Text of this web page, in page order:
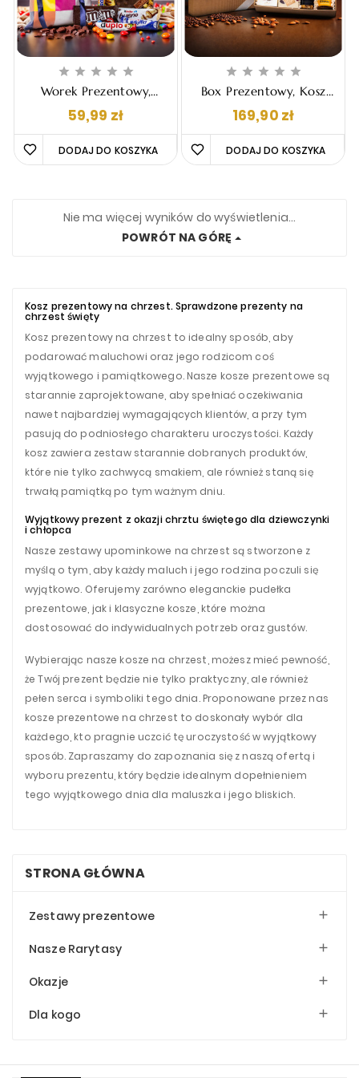
    
Worek Prezentowy,
Dzieci - "Anabel"
59,99 złCena
    
Box Prezentowy, Kosz
169,90 złCena
Nie ma więcej wyników do wyświetlenia...
POWRÓT NA GÓRĘ
Kosz prezentowy na chrzest. Sprawdzone prezenty na
chrzest święty
Kosz prezentowy na chrzest to idealny sposób, aby
podarować maluchowi oraz jego rodzicom coś
wyjątkowego i pamiątkowego. Nasze kosze prezentowe są
starannie zaprojektowane, aby spełniać oczekiwania
nawet najbardziej wymagających klientów, a przy tym
pasują do podniosłego charakteru uroczystości. Każdy
kosz zawiera zestaw starannie dobranych produktów,
które nie tylko zachwycą smakiem, ale również staną się
trwałą pamiątką po tym ważnym dniu.
Wyjątkowy prezent z okazji chrztu świętego dla dziewczynki
i chłopca
Nasze zestawy upominkowe na chrzest są stworzone z
myślą o tym, aby każdy maluch i jego rodzina poczuli się
wyjątkowo. Oferujemy zarówno eleganckie pudełka
prezentowe, jak i klasyczne kosze, które można
dostosować do indywidualnych potrzeb oraz gustów.
Wybierając nasze kosze na chrzest, możesz mieć pewność,
że Twój prezent będzie nie tylko praktyczny, ale również
pełen serca i symboliki tego dnia. Proponowane przez nas
kosze prezentowe na chrzest to doskonały wybór dla
każdego, kto pragnie uczcić tę uroczystość w wyjątkowy
sposób. Zapraszamy do zapoznania się z naszą ofertą i
wyboru prezentu, który będzie idealnym dopełnieniem
tego wyjątkowego dnia dla maluszka i jego bliskich.
STRONA GŁÓWNA
Zestawy prezentowe 
Nasze Rarytasy 
Okazje 
Dla kogo 